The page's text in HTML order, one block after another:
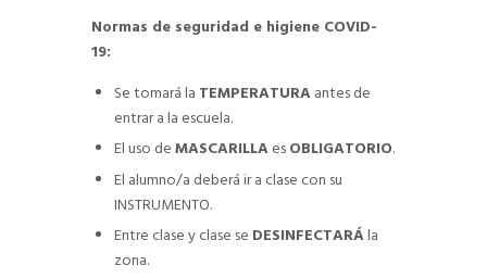
Normas de seguridad e higiene COVID-
19:
Se tomará la TEMPERATURAantes de
entrar a la escuela.
El uso deMASCARILLAesOBLIGATORIO.
El alumno/a deberá ir a clase con su
INSTRUMENTO.
Entre clase y clase se DESINFECTARÁla
zona.